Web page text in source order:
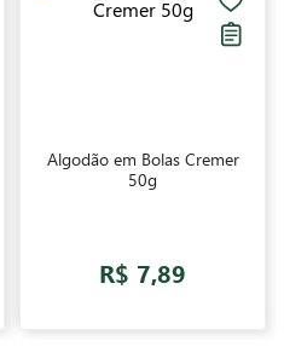
Algodão em Bolas Cremer
50g
R$ 7,89